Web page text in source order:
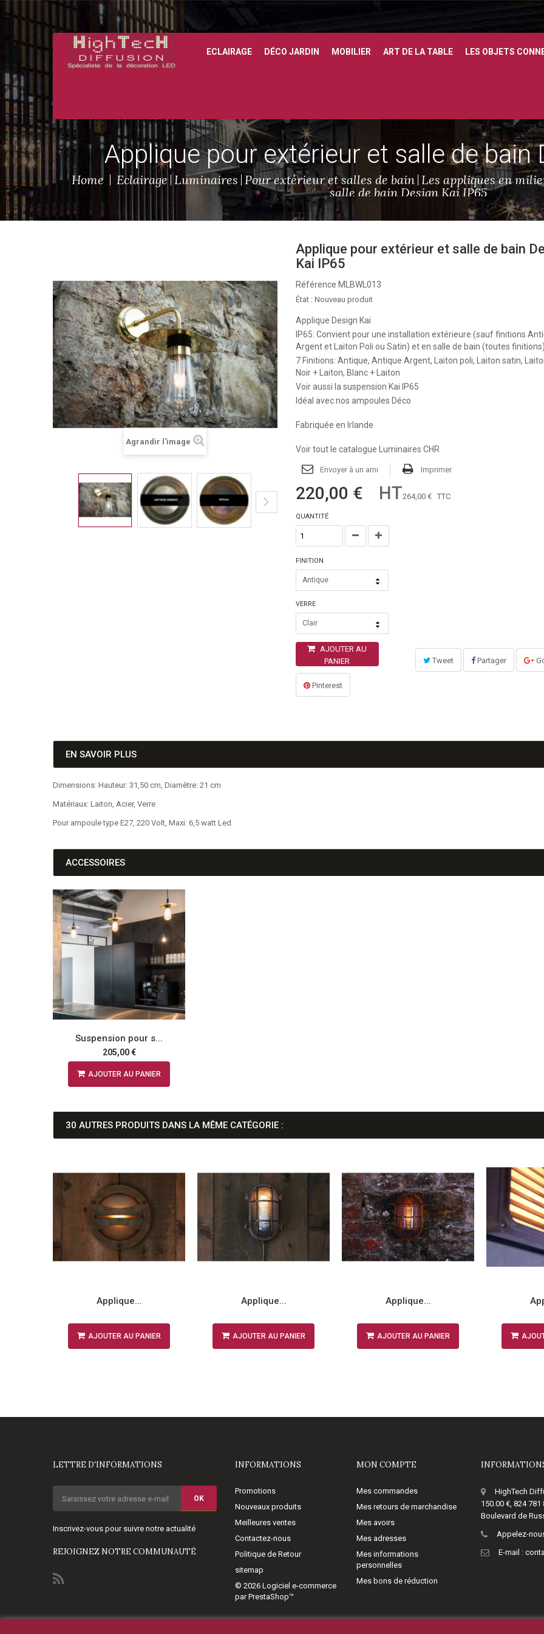
ECLAIRAGE DÉCO JARDIN MOBILIER ART DE LA TABLE LES OBJETS
Le créateur du Poléasy, le polyéthylène facile à entretenir.
Applique pour extérieur et salle de bain
Home Eclairage Luminaires Pour extérieur et salles de bain Les appliques en
salle de bain Design Kai IP65
Agrandir l'image
Applique pour extérieur et salle de bain
Kai IP65
Référence MLBWL013
État : Nouveau produit
Applique Design Kai
IP65: Convient pour une installation extérieure (sauf finitions
Argent et Laiton Poli ou Satin) et en salle de bain (toutes finitions)
7 Finitions: Antique, Antique Argent, Laiton poli, Laiton satin,
Noir + Laiton, Blanc + Laiton
Voir aussi la suspension Kai IP65
Idéal avec nos ampoules Déco
Fabriquée en Irlande
Voir tout le catalogue Luminaires CHR
Envoyer à un ami Imprimer
220,00 € HT264,00 €TTC
QUANTITÉ
FINITION
Antique
VERRE
Clair
AJOUTER AU
PANIER
Tweet Partager
Pinterest
EN SAVOIR PLUS
Dimensions: Hauteur: 31,50 cm, Diamètre: 21 cm
Matériaux: Laiton, Acier, Verre
Pour ampoule type E27, 220 Volt, Maxi: 6,5 watt Led
ACCESSOIRES
Suspension pour s...
205,00 €
AJOUTER AU PANIER
30 AUTRES PRODUITS DANS LA MÊME CATÉGORIE :
Applique...
AJOUTER AU PANIER
Applique...
AJOUTER AU PANIER
Applique...
AJOUTER AU PANIER
LETTRE D'INFORMATIONS
OK
Inscrivez-vous pour suivre notre actualité
REJOIGNEZ NOTRE COMMUNAUTÉ
INFORMATIONS
Promotions
Nouveaux produits
Meilleures ventes
Contactez-nous
Politique de Retour
sitemap
© 2026 Logiciel e-commerce
par PrestaShop™
MON COMPTE
Mes commandes
Mes retours de marchandise
Mes avoirs
Mes adresses
Mes informations
personnelles
Mes bons de réduction
HighTech
150.00 €, 824 781
Boulevard de
Appelez-
E-mail :